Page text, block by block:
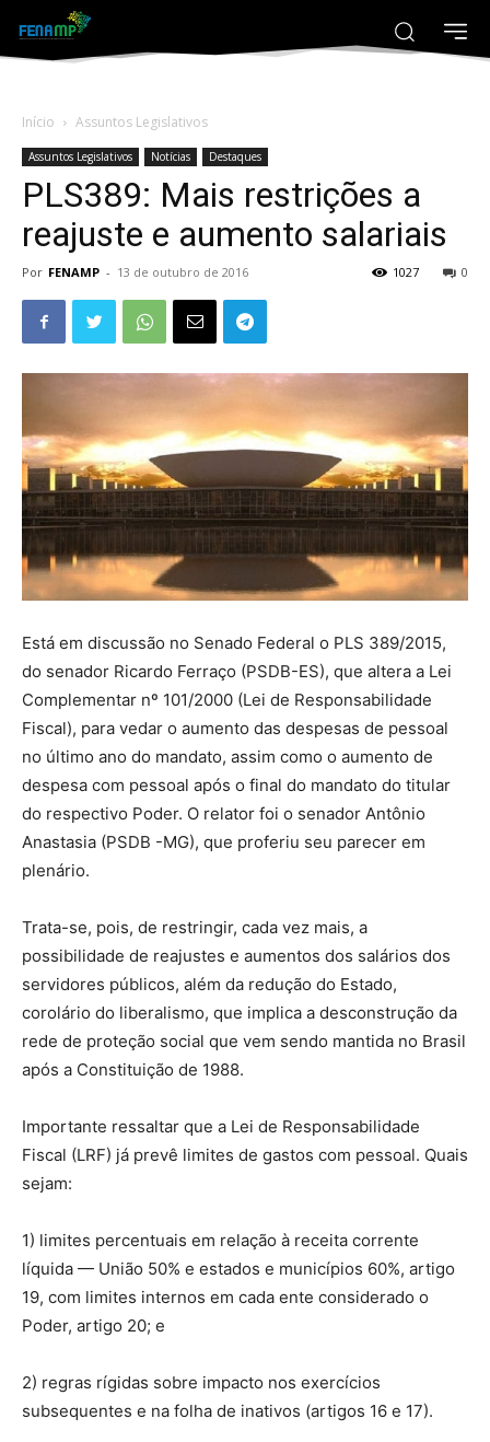
Início Assuntos Legislativos
Assuntos Legislativos Notícias Destaques
PLS389: Mais restrições a
reajuste e aumento salariais
Por FENAMP - 13 de outubro de 2016 0
1027
Está em discussão no Senado Federal o PLS 389/2015,
do senador Ricardo Ferraço (PSDB-ES), que altera a Lei
Complementar nº 101/2000 (Lei de Responsabilidade
Fiscal), para vedar o aumento das despesas de pessoal
no último ano do mandato, assim como o aumento de
despesa com pessoal após o final do mandato do titular
do respectivo Poder. O relator foi o senador Antônio
Anastasia (PSDB -MG), que proferiu seu parecer em
plenário.
Trata-se, pois, de restringir, cada vez mais, a
possibilidade de reajustes e aumentos dos salários dos
servidores públicos, além da redução do Estado,
corolário do liberalismo, que implica a desconstrução da
rede de proteção social que vem sendo mantida no Brasil
após a Constituição de 1988.
Importante ressaltar que a Lei de Responsabilidade
Fiscal (LRF) já prevê limites de gastos com pessoal. Quais
sejam:
1) limites percentuais em relação à receita corrente
líquida — União 50% e estados e municípios 60%, artigo
19, com limites internos em cada ente considerado o
Poder, artigo 20; e
2) regras rígidas sobre impacto nos exercícios
subsequentes e na folha de inativos (artigos 16 e 17).